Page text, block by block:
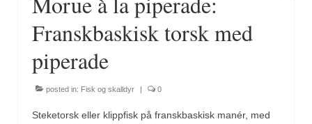
Krøderens husmannsmiks
Franskbaskisk torsk med
piperade
posted in: Fisk og skalldyr | 0
Steketorsk eller klippfisk på franskbaskisk manér, med